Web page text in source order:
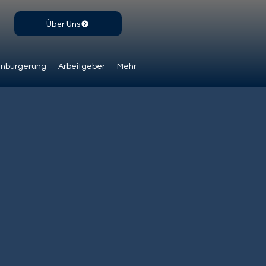
Arbeitgeber Mehr
Über Uns